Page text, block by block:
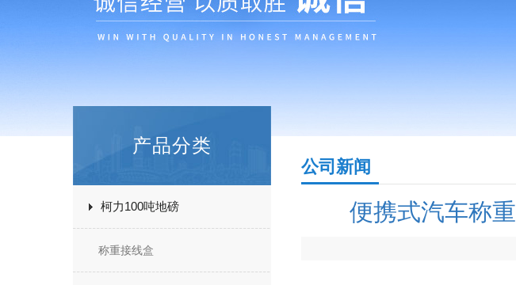
产品分类
柯力100吨地磅
称重接线盒
公司新闻
便携式汽车称